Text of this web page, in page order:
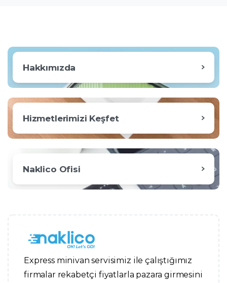
Hakkımızda
Hizmetlerimizi Keşfet
Naklico Ofisi
Express minivan servisimiz ile çalıştığımız
firmalar rekabetçi fiyatlarla pazara girmesini